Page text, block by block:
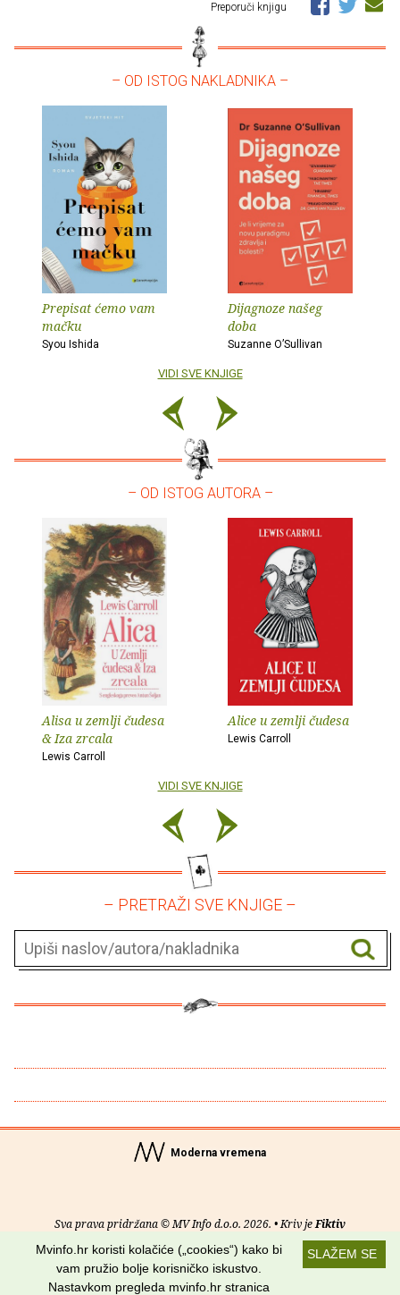
Preporuči knjigu
– OD ISTOG NAKLADNIKA –
Prepisat ćemo vam
mačku
Syou Ishida
Dijagnoze našeg
doba
Suzanne O’Sullivan
VIDI SVE KNJIGE
– OD ISTOG AUTORA –
Alisa u zemlji čudesa
& Iza zrcala
Lewis Carroll
Alice u zemlji čudesa
Lewis Carroll
VIDI SVE KNJIGE
– PRETRAŽI SVE KNJIGE –
Moderna vremena
Sva prava pridržana © MV Info d.o.o. 2026. • Kriv jeFiktiv
O nama• Pomoć• Uvjeti korištenja•RSS kanali
Potraži nas na:
SLAŽEM SE
Mvinfo.hr koristi kolačiće („cookies“) kako bi
vam pružio bolje korisničko iskustvo.
Nastavkom pregleda mvinfo.hr stranica